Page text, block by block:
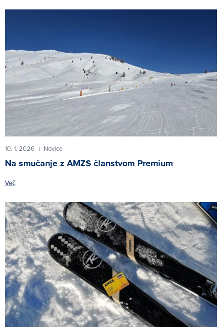
10. 1. 2026 | Novice
Na smučanje z AMZS članstvom Premium
Več